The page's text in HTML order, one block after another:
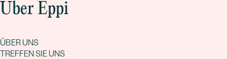
Über Eppi
ÜBER UNS
TREFFEN SIE UNS